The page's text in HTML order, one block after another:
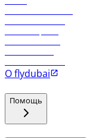
О flydubai
Помощь